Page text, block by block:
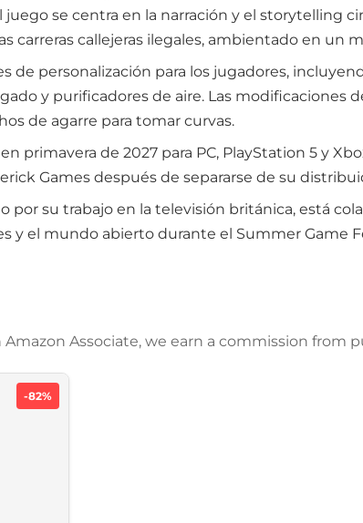
se centra en la narración y el storytelling
carreras callejeras ilegales, ambientado en un
de personalización para los jugadores,
y purificadores de aire. Las modificaciones
de agarre para tomar curvas.
primavera de 2027 para PC, PlayStation 5 y
Games después de separarse de su
por su trabajo en la televisión británica, está
y el mundo abierto durante el Summer Game
Amazon Associate, we earn a commission from
-82%